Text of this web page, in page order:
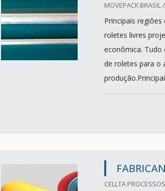
MOVEPACK BRASIL
Principais
roletes livres
econômica. Tudo
de roletes para o
CELLTA